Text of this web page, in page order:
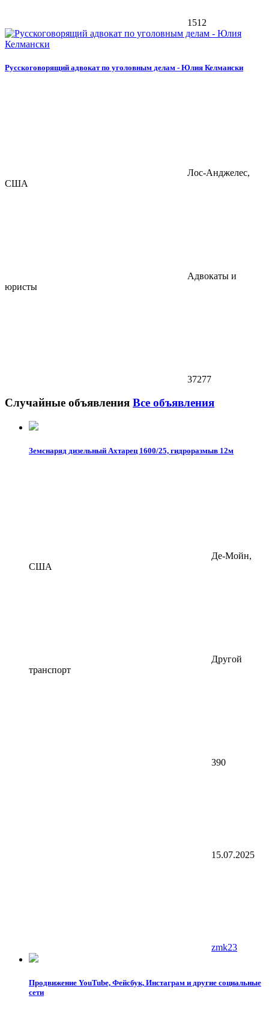
1512
Русскоговорящий адвокат по уголовным делам - Юлия Келмански
Лос-Анджелес,
США
Адвокаты и
юристы
37277
Случайные объявления Все объявления
Земснаряд дизельный Ахтарец 1600/25, гидроразмыв 12м
Де-Мойн,
США
Другой
транспорт
390
15.07.2025
zmk23
Продвижение YouTube, Фейсбук, Инстаграм и другие социальные
сети